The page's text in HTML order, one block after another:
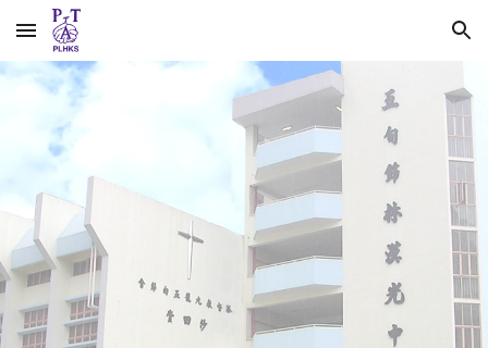
Skip to main content Skip to navigation